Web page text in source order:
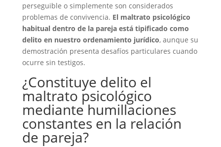
perseguible o simplemente son considerados
problemas de convivencia. El maltrato psicológico
habitual dentro de la pareja está tipificado como
delito en nuestro ordenamiento jurídico, aunque su
demostración presenta desafíos particulares cuando
ocurre sin testigos.
¿Constituye delito el
maltrato psicológico
mediante humillaciones
constantes en la relación
de pareja?